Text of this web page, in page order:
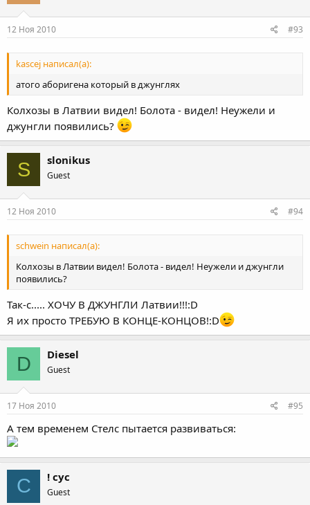
12 Ноя 2010 #93
kascej написал(а):
атого аборигена который в джунглях
Колхозы в Латвии видел! Болота - видел! Неужели и
джунгли появились?
S slonikus
Guest
12 Ноя 2010 #94
schwein написал(а):
Колхозы в Латвии видел! Болота - видел! Неужели и джунгли
появились?
Так-с..... ХОЧУ В ДЖУНГЛИ Латвии!!!:D
Я их просто ТРЕБУЮ В КОНЦЕ-КОНЦОВ!:D
D Diesel
Guest
17 Ноя 2010 #95
А тем временем Стелс пытается развиваться:
С ! сус
Guest